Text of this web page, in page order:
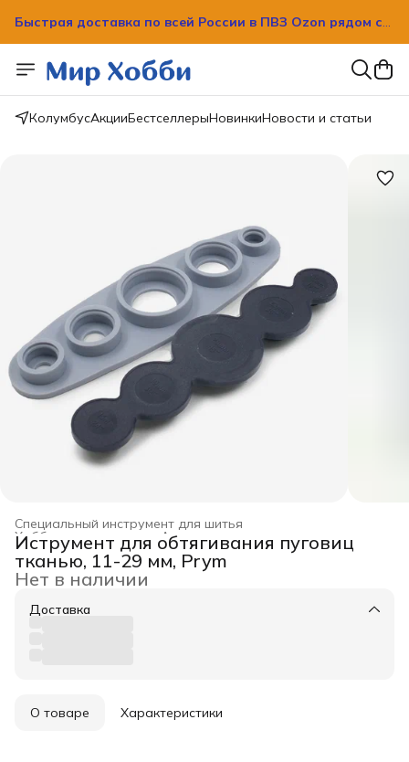
Быстрая доставка по всей России в ПВЗ Ozon рядом с
Быстрая доставка по всей России в ПВЗ Ozon рядом с
вашим домом!
КолумбусАкцииБестселлерыНовинкиНовости и статьи
Специальный инструмент для шитья
Аксессуары для творчества
Хобби и творчество ›
Главная ›
Иструмент для обтягивания пуговиц
тканью, 11-29 мм, Prym
Нет в наличии
Доставка
О товаре Характеристики